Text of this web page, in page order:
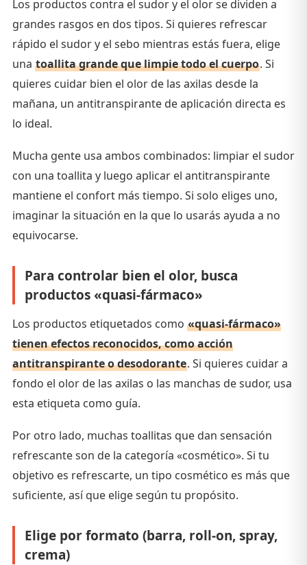
Los productos contra el sudor y el olor se dividen a
grandes rasgos en dos tipos. Si quieres refrescar
rápido el sudor y el sebo mientras estás fuera, elige
una toallita grande que limpie todo el cuerpo. Si
quieres cuidar bien el olor de las axilas desde la
mañana, un antitranspirante de aplicación directa es
lo ideal.
Mucha gente usa ambos combinados: limpiar el sudor
con una toallita y luego aplicar el antitranspirante
mantiene el confort más tiempo. Si solo eliges uno,
imaginar la situación en la que lo usarás ayuda a no
equivocarse.
Para controlar bien el olor, busca
productos «quasi-fármaco»
Los productos etiquetados como «quasi-fármaco»
tienen efectos reconocidos, como acción
antitranspirante o desodorante. Si quieres cuidar a
fondo el olor de las axilas o las manchas de sudor, usa
esta etiqueta como guía.
Por otro lado, muchas toallitas que dan sensación
refrescante son de la categoría «cosmético». Si tu
objetivo es refrescarte, un tipo cosmético es más que
suficiente, así que elige según tu propósito.
Elige por formato (barra, roll-on, spray,
crema)